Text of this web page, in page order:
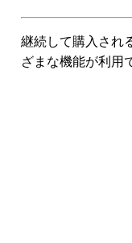
継続して購入され
ざまな機能が利用